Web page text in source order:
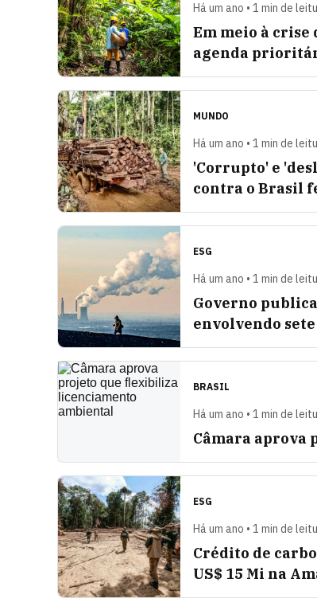
Há um ano • 1 min de
Em meio à crise
agenda
MUNDO
Há um ano • 1 min de
'Corrupto' e
contra o Brasil
ESG
Há um ano • 1 min de
Governo
envolvendo
BRASIL
Há um ano • 1 min de
Câmara
ESG
Há um ano • 1 min de
Crédito de
US$ 15 Mi na